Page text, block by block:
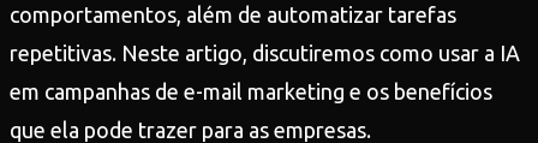
comportamentos, além de automatizar tarefas
repetitivas. Neste artigo, discutiremos como usar a IA
em campanhas de e-mail marketing e os benefícios
que ela pode trazer para as empresas.